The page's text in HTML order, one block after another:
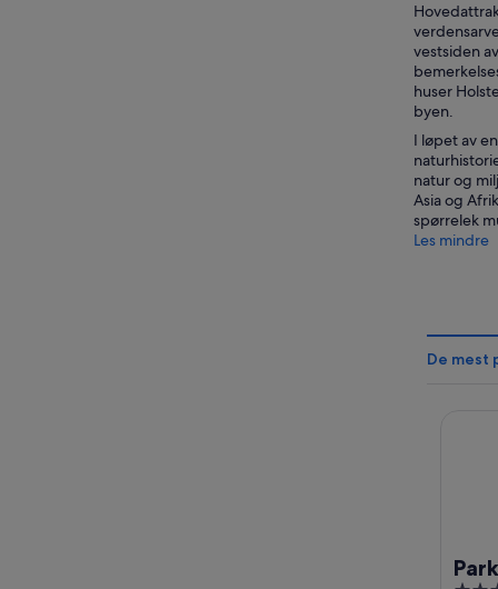
vestsiden
huser
byen.
I løpet av
natur og
Asia og
spørrelek
Les mindre
De mest